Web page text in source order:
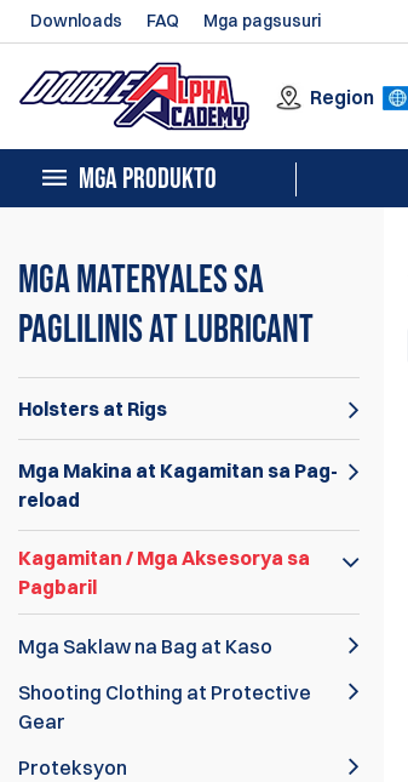
Downloads FAQ Mga pagsusuri
Region
MGA PRODUKTO
Mga Materyales sa
Paglilinis at Lubricant
Holsters at Rigs
Mga Makina at Kagamitan sa Pag-
reload
Kagamitan / Mga Aksesorya sa
Pagbaril
Mga Saklaw na Bag at Kaso
Shooting Clothing at Protective
Gear
Proteksyon